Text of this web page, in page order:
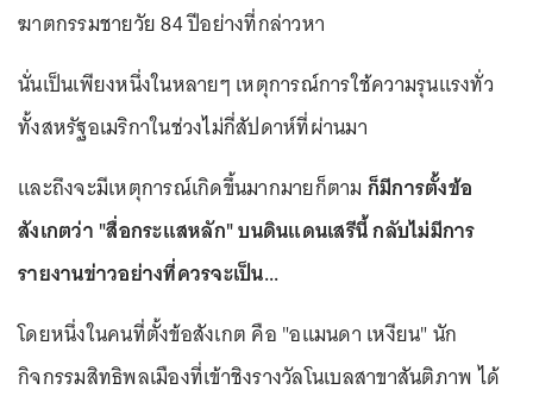
ฆาตกรรมชายวัย 84 ปีอย่างที่กล่าวหา
นั่นเป็นเพียงหนึ่งในหลายๆ เหตุการณ์การใช้ความรุนแรงทั่ว
ทั้งสหรัฐอเมริกาในช่วงไม่กี่สัปดาห์ที่ผ่านมา
และถึงจะมีเหตุการณ์เกิดขึ้นมากมายก็ตาม ก็มีการตั้งข้อ
สังเกตว่า "สื่อกระแสหลัก" บนดินแดนเสรีนี้ กลับไม่มีการ
รายงานข่าวอย่างที่ควรจะเป็น...
โดยหนึ่งในคนที่ตั้งข้อสังเกต คือ "อแมนดา เหงียน" นัก
กิจกรรมสิทธิพลเมืองที่เข้าชิงรางวัลโนเบลสาขาสันติภาพ ได้